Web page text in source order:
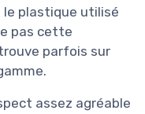
le plastique utilisé
pas cette
parfois sur
assez agréable